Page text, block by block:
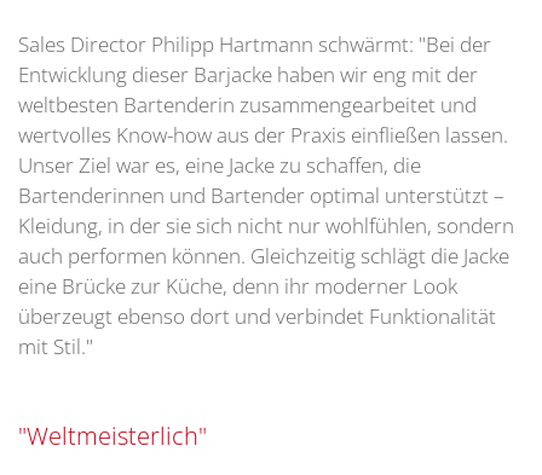
Sales Director Philipp Hartmann schwärmt: "Bei der
Entwicklung dieser Barjacke haben wir eng mit der
weltbesten Bartenderin zusammengearbeitet und
wertvolles Know-how aus der Praxis einfließen lassen.
Unser Ziel war es, eine Jacke zu schaffen, die
Bartenderinnen und Bartender optimal unterstützt –
Kleidung, in der sie sich nicht nur wohlfühlen, sondern
auch performen können. Gleichzeitig schlägt die Jacke
eine Brücke zur Küche, denn ihr moderner Look
überzeugt ebenso dort und verbindet Funktionalität
mit Stil."
"Weltmeisterlich"